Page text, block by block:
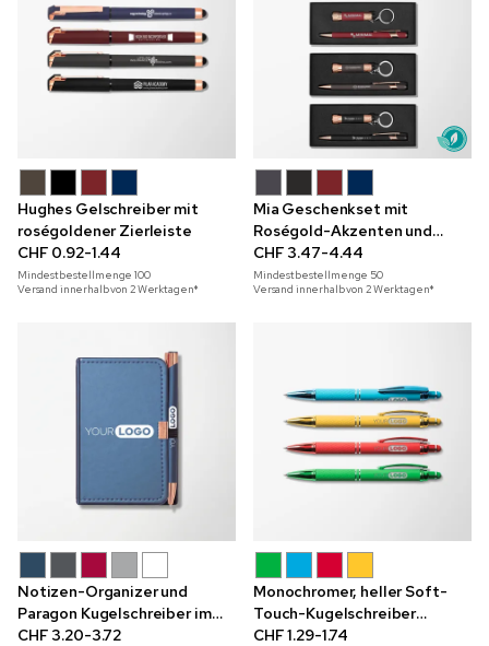
Hughes Gelschreiber mit
roségoldener Zierleiste
CHF 0.92-1.44
Mindestbestellmenge100
Versand innerhalb von 2 Werktagen*
Mia Geschenkset mit
Roségold-Akzenten und
Dankeschön-Schachtel
CHF 3.47-4.44
Mindestbestellmenge 50
Versand innerhalb von 2 Werktagen*
Notizen-Organizer und
Paragon Kugelschreiber im
Set mit Akzenten in
CHF 3.20-3.72
Monochromer, heller Soft-
Touch-Kugelschreiber
Diamond mit Stylus
CHF 1.29-1.74